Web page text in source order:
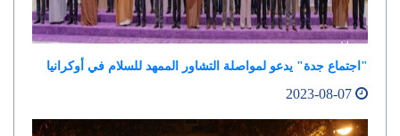
"اجتماع جدة" يدعو لمواصلة التشاور الممهد للسلام في أوكرانيا